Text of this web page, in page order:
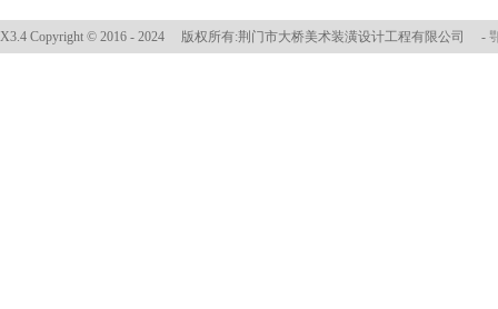
X3.4 Copyright © 2016 - 2024 版权所有:荆门市大桥美术装潢设计工程有限公司 -